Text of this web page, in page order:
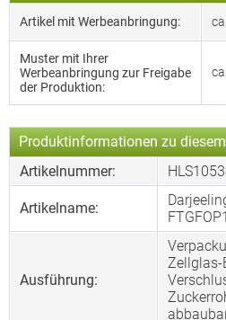
Artikel mit Werbeanbringung:
Muster mit Ihrer
Werbeanbringung zur Freigabe
der Produktion:
Produktinformationen zu
Artikelnummer:
Artikelname:
Ausführung:
Zellglas-